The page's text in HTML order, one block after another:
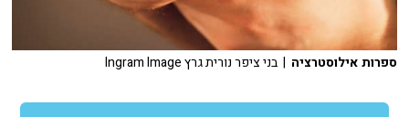
ספרות אילוסטרציה | בני ציפר נורית גרץ Ingram Image